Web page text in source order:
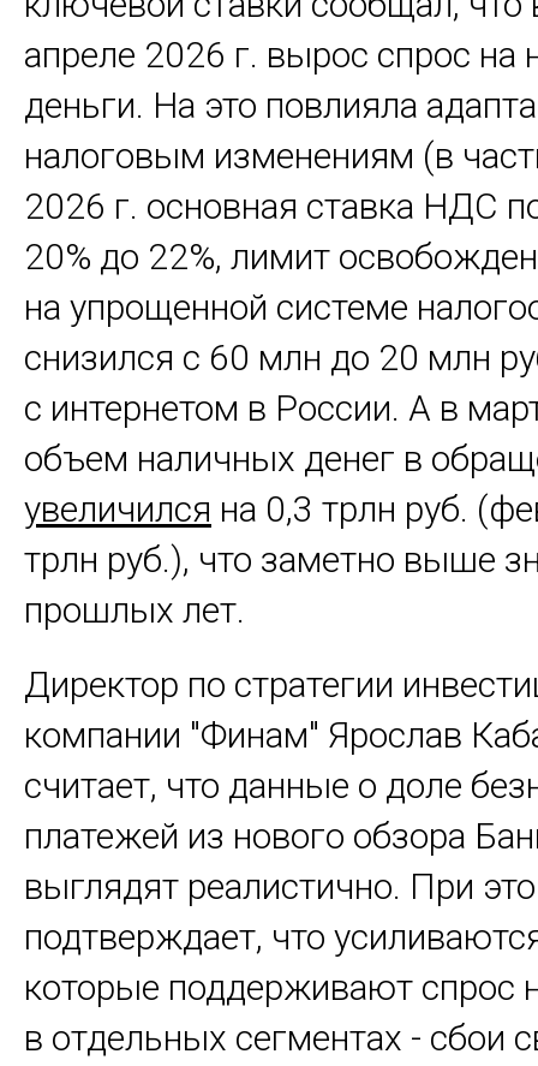
апреле 2026 г. вырос спрос на
деньги. На это повлияла
налоговым изменениям (в
2026 г. основная ставка НДС
20% до 22%, лимит
на упрощенной системе
снизился с 60 млн до 20 млн
с интернетом в России. А в
объем наличных денег в
увеличился на 0,3 трлн руб.
трлн руб.), что заметно выше
прошлых лет.
Директор по стратегии
компании "Финам" Ярослав
считает, что данные о доле
платежей из нового обзора
выглядят реалистично. При
подтверждает, что
которые поддерживают спрос
в отдельных сегментах - сбои